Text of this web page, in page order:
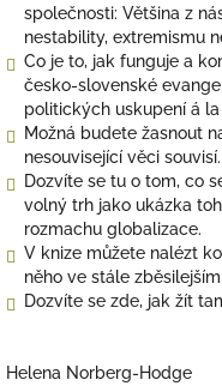
společnosti: Většina z
nestability, extremismu
Co je to, jak funguje a
česko-slovenské
politických uskupení á la
Možná budete žasnout
nesouvisející věci souvisí.
Dozvíte se tu o tom, co
volný trh jako ukázka
rozmachu globalizace.
V knize můžete nalézt
něho ve stále
Dozvíte se zde, jak žít
Helena Norberg-Hodge